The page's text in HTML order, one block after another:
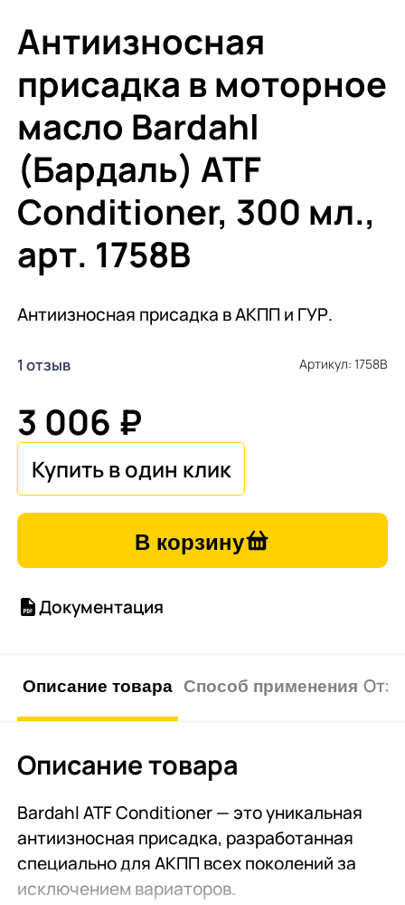
Антиизносная
присадка в моторное
масло Bardahl
(Бардаль) ATF
Conditioner, 300 мл.,
арт. 1758B
Антиизносная присадка в АКПП и ГУР.
1 отзыв Артикул: 1758B
3 006 ₽
В корзину
Документация
Описание товара Способ применения
Описание товара
Bardahl ATF Conditioner — это уникальная
антиизносная присадка, разработанная
специально для АКПП всех поколений за
исключением вариаторов.